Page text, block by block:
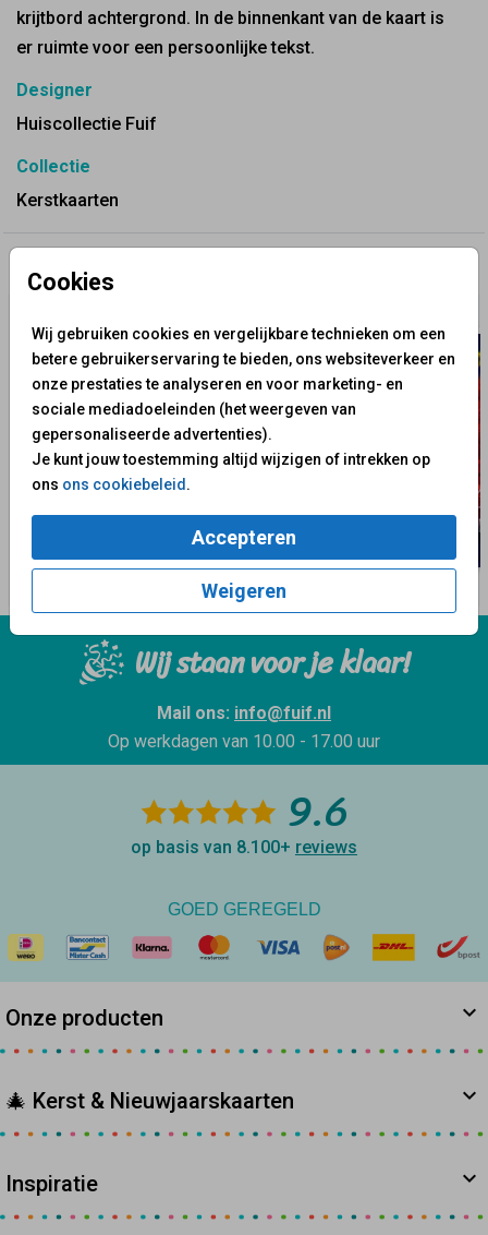
Cookies
Wij gebruiken cookies en vergelijkbare technieken om een
betere gebruikerservaring te bieden, ons websiteverkeer en
onze prestaties te analyseren en voor marketing- en
sociale mediadoeleinden (het weergeven van
gepersonaliseerde advertenties).
Je kunt jouw toestemming altijd wijzigen of intrekken op
ons ons cookiebeleid.
Accepteren
Weigeren
krijtbord achtergrond. In de binnenkant van de kaart is
er ruimte voor een persoonlijke tekst.
Designer
Huiscollectie Fuif
Collectie
Kerstkaarten
✨ Deze ontwerpen vind je misschien ook leuk
Wij staan voor je klaar!
Mail ons: info@fuif.nl
Op werkdagen van 10.00 - 17.00 uur
9.6
op basis van 8.100+ reviews
GOED GEREGELD
Onze producten
🎄 Kerst & Nieuwjaarskaarten
Inspiratie